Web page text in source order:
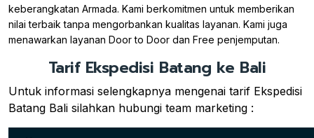
keberangkatan Armada. Kami berkomitmen untuk memberikan
nilai terbaik tanpa mengorbankan kualitas layanan. Kami juga
menawarkan layanan Door to Door dan Free penjemputan.
Tarif Ekspedisi Batang ke Bali
Untuk informasi selengkapnya mengenai tarif Ekspedisi
Batang Bali silahkan hubungi team marketing :